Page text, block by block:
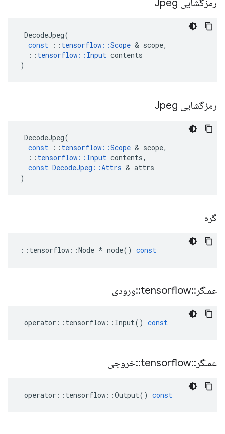
رمزگشایی Jpeg
DecodeJpeg(
const
:: tensorflow ::Scope & scope,
:: tensorflow :: Input contents
)
رمزگشایی Jpeg
DecodeJpeg(
const
:: tensorflow ::Scope & scope,
:: tensorflow :: Input contents,
const DecodeJpeg ::Attrs & attrs
)
گره
:: tensorflow ::Node * node() const
عملگر ::
tensorflow
::ورودی
operator :: tensorflow :: Input() const
عملگر ::
tensorflow
::خروجی
operator :: tensorflow ::Output() const